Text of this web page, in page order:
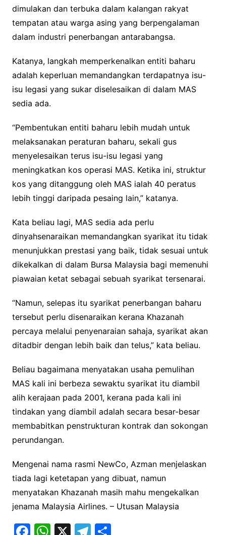
dimulakan dan terbuka dalam kalangan rakyat
tempatan atau warga asing yang berpengalaman
dalam industri penerbangan antarabangsa.
Katanya, langkah memperkenalkan entiti baharu
adalah keperluan memandangkan terdapatnya isu-
isu legasi yang sukar diselesaikan di dalam MAS
sedia ada.
“Pembentukan entiti baharu lebih mudah untuk
melaksanakan peraturan baharu, sekali gus
menyelesaikan terus isu-isu legasi yang
meningkatkan kos operasi MAS. Ketika ini, struktur
kos yang ditanggung oleh MAS ialah 40 peratus
lebih tinggi daripada pesaing lain,” katanya.
Kata beliau lagi, MAS sedia ada perlu
dinyahsenaraikan memandangkan syarikat itu tidak
menunjukkan prestasi yang baik, tidak sesuai untuk
dikekalkan di dalam Bursa Malaysia bagi memenuhi
piawaian ketat sebagai sebuah syarikat tersenarai.
“Namun, selepas itu syarikat penerbangan baharu
tersebut perlu disenaraikan kerana Khazanah
percaya melalui penyenaraian sahaja, syarikat akan
ditadbir dengan lebih baik dan telus,” kata beliau.
Beliau bagaimana menyatakan usaha pemulihan
MAS kali ini berbeza sewaktu syarikat itu diambil
alih kerajaan pada 2001, kerana pada kali ini
tindakan yang diambil adalah secara besar-besar
membabitkan penstrukturan kontrak dan sokongan
perundangan.
Mengenai nama rasmi NewCo, Azman menjelaskan
tiada lagi ketetapan yang dibuat, namun
menyatakan Khazanah masih mahu mengekalkan
jenama Malaysia Airlines. – Utusan Malaysia
F W X T S